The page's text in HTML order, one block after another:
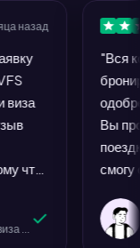
"Вся концепция
бронирования
одобрением
Вы просите
поездку,
смогу
откажут.
Все это знают.
Emeka
Нигерия ·